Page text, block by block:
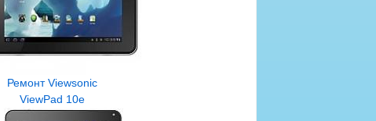
Ремонт Viewsonic
ViewPad 10e